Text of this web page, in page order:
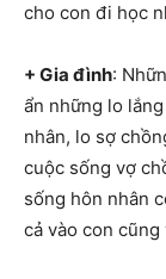
cho con đi học
+ Gia đình:
ẩn những lo
nhân, lo sợ
cuộc sống vợ
sống hôn nhân
cả vào con